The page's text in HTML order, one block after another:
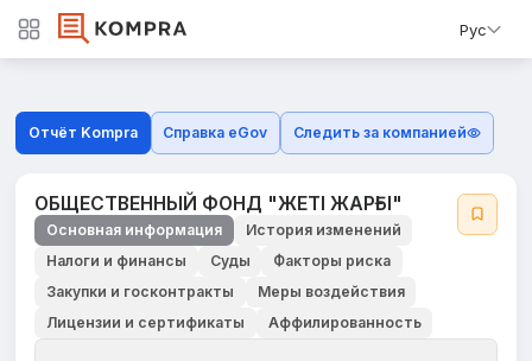
Рус
Отчёт Kompra Справка eGov Следить за компанией
ОБЩЕСТВЕННЫЙ ФОНД "ЖЕТІ ЖАРҒЫ"
Основная информация
История изменений
Налоги и финансы
Суды
Факторы риска
Закупки и госконтракты
Меры воздействия
Лицензии и сертификаты
Аффилированность